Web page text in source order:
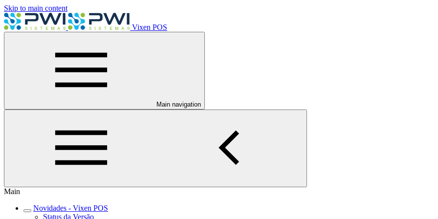
Skip to main content
Vixen POS
Main navigation
Main
Novidades - Vixen POS
Status da Versão